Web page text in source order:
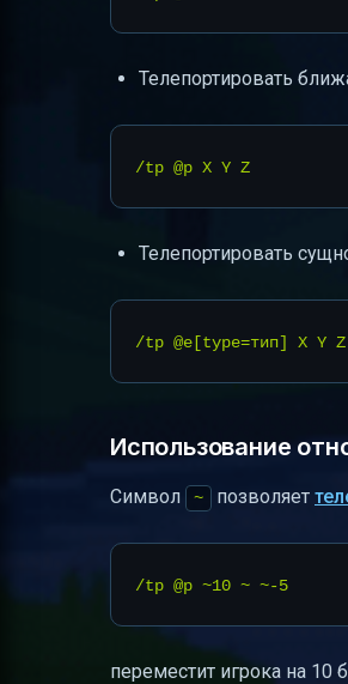
Телепортировать
Телепортировать
Использование
Символ ~ позволяет
переместит игрока на 10